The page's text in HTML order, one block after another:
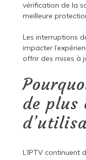
vérification de la
meilleure
Les interruptions
impacter
offrir des mises à
de plus
L’IPTV continuent